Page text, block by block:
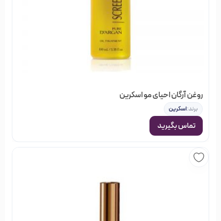
در فروشگاه خیابان منوچهری گروه‌های مختلفی از محصولات
آرایشی، بهداشتی و مو وجود دارد; که شما می‌توانید با جستجو در
هر کدام از گروه‌ها، نتوع بسیاری از اجناس را مشاهده کنید; و
بصورت آنلاین سفارش دهید و در نهایت از خرید خود مطمئن
روغن آرگان احیای مو اسکرین
برند:اسکرین
تماس بگیرید